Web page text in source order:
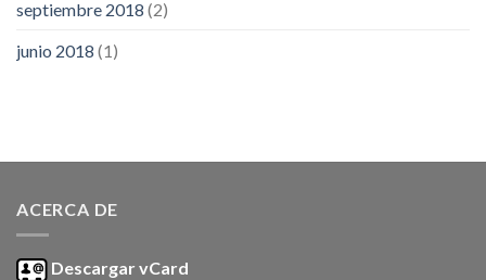
septiembre 2018 (2)
junio 2018 (1)
ACERCA DE
Descargar vCard